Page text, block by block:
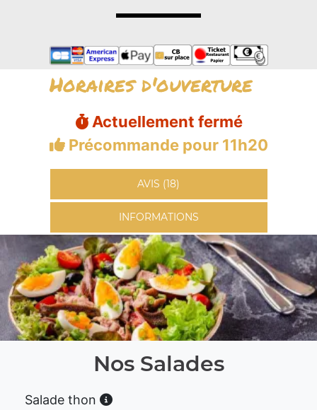
Horaires d'ouverture
Actuellement fermé
Précommande pour 11h20
AVIS (18)
INFORMATIONS
Nos Salades
Salade thon